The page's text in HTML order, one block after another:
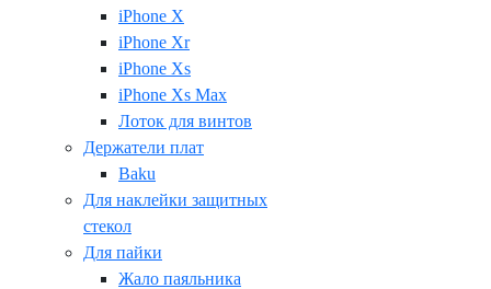
iPhone X
iPhone Xr
iPhone Xs
iPhone Xs Max
Лоток для винтов
Держатели плат
Baku
Для наклейки защитных
стекол
Для пайки
Жало паяльника